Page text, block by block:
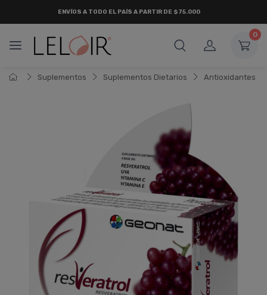
0
Suplementos Suplementos Dietarios Antioxidantes